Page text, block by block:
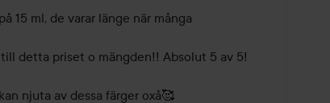
15 ml, de varar länge när många
detta priset o mängden!! Absolut 5 av 5!
njuta av dessa färger oxå🥰